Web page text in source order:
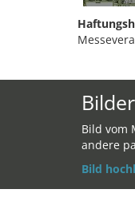
Bilder
Bild vom
andere
Bild